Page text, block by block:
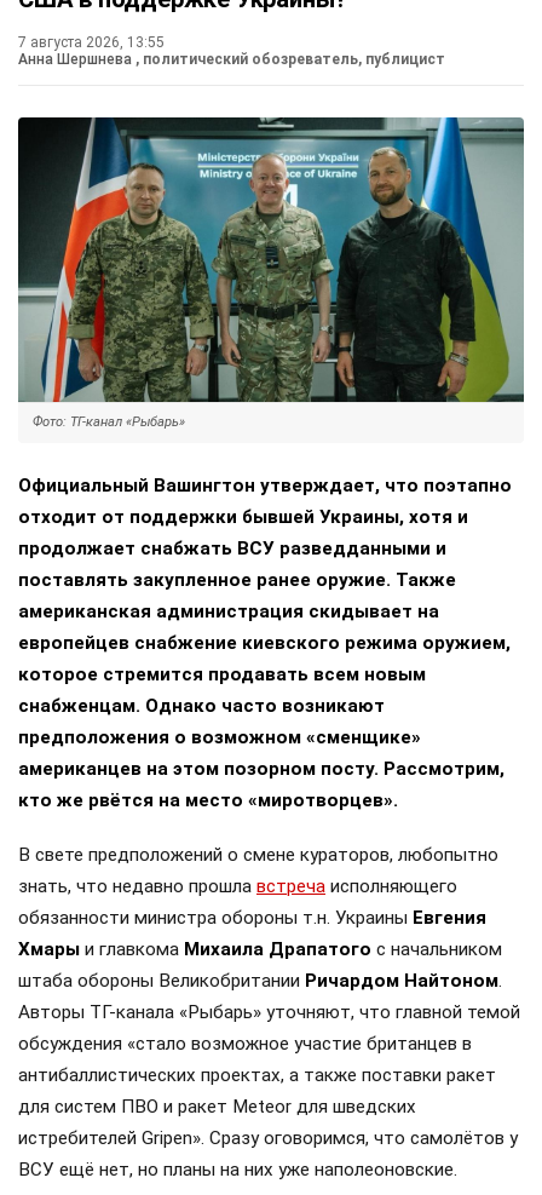
7 августа 2026, 13:55
Анна Шершнева , политический обозреватель, публицист
Фото: ТГ-канал «Рыбарь»
Официальный Вашингтон утверждает, что поэтапно
отходит от поддержки бывшей Украины, хотя и
продолжает снабжать ВСУ разведданными и
поставлять закупленное ранее оружие. Также
американская администрация скидывает на
европейцев снабжение киевского режима оружием,
которое стремится продавать всем новым
снабженцам. Однако часто возникают
предположения о возможном «сменщике»
американцев на этом позорном посту. Рассмотрим,
кто же рвётся на место «миротворцев».
В свете предположений о смене кураторов, любопытно
знать, что недавно прошла встреча исполняющего
обязанности министра обороны т.н. Украины Евгения
Хмары и главкома Михаила Драпатого с начальником
штаба обороны Великобритании Ричардом Найтоном.
Авторы ТГ-канала «Рыбарь» уточняют, что главной темой
обсуждения «стало возможное участие британцев в
антибаллистических проектах, а также поставки ракет
для систем ПВО и ракет Meteor для шведских
истребителей Gripen». Сразу оговоримся, что самолётов у
ВСУ ещё нет, но планы на них уже наполеоновские.